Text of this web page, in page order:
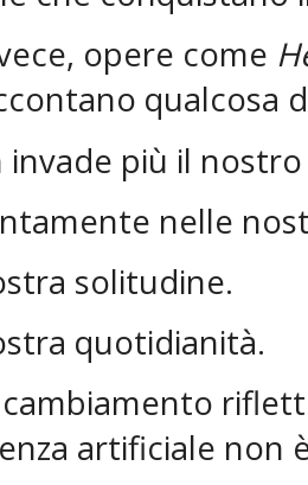
opere come
qualcosa
invade più il
nelle
solitudine.
quotidianità.
artificiale non